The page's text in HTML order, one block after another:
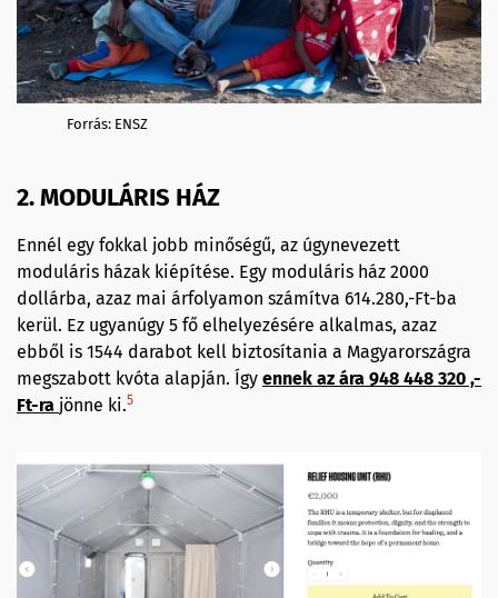
Forrás: ENSZ
2. MODULÁRIS HÁZ
Ennél egy fokkal jobb minőségű, az úgynevezett
moduláris házak kiépítése. Egy moduláris ház 2000
dollárba, azaz mai árfolyamon számítva 614.280,-Ft-ba
kerül. Ez ugyanúgy 5 fő elhelyezésére alkalmas, azaz
ebből is 1544 darabot kell biztosítania a Magyarországra
megszabott kvóta alapján. Így ennek az ára 948 448 320 ,-
Ft-ra jönne ki.5